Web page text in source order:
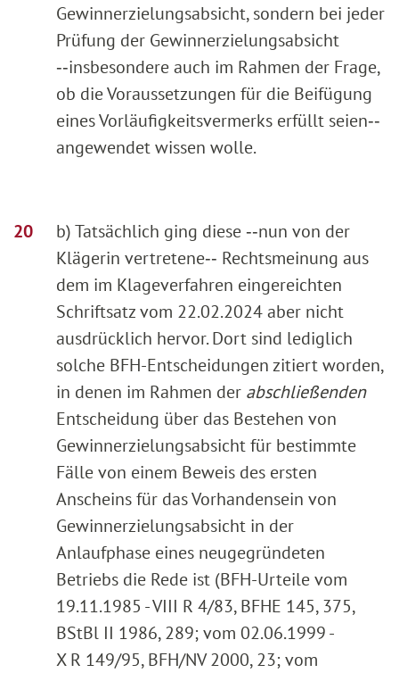
Gewinnerzielungsabsicht, sondern bei jeder
Prüfung der Gewinnerzielungsabsicht
‑‑insbesondere auch im Rahmen der Frage,
ob die Voraussetzungen für die Beifügung
eines Vorläufigkeitsvermerks erfüllt seien‑‑
angewendet wissen wolle.
b) Tatsächlich ging diese ‑‑nun von der
Klägerin vertretene‑‑ Rechtsmeinung aus
dem im Klageverfahren eingereichten
Schriftsatz vom 22.02.2024 aber nicht
ausdrücklich hervor. Dort sind lediglich
solche BFH-Entscheidungen zitiert worden,
in denen im Rahmen der abschließenden
Entscheidung über das Bestehen von
Gewinnerzielungsabsicht für bestimmte
Fälle von einem Beweis des ersten
Anscheins für das Vorhandensein von
Gewinnerzielungsabsicht in der
Anlaufphase eines neugegründeten
Betriebs die Rede ist (BFH-Urteile vom
19.11.1985 - VIII R 4/83, BFHE 145, 375,
BStBl II 1986, 289; vom 02.06.1999 -
X R 149/95, BFH/NV 2000, 23; vom